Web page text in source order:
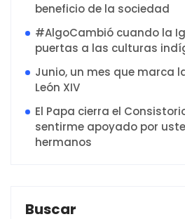
beneficio de la sociedad
#AlgoCambió cuando la
puertas a las culturas
Junio, un mes que marca
León XIV
El Papa cierra el
sentirme apoyado por
hermanos
Buscar